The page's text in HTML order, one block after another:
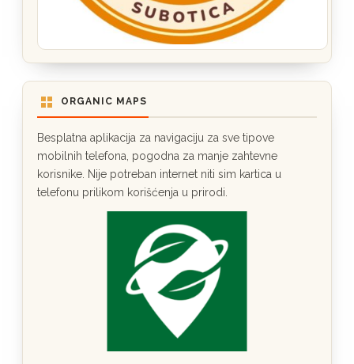
ORGANIC MAPS
Besplatna aplikacija za navigaciju za sve tipove
mobilnih telefona, pogodna za manje zahtevne
korisnike. Nije potreban internet niti sim kartica u
telefonu prilikom korišćenja u prirodi.